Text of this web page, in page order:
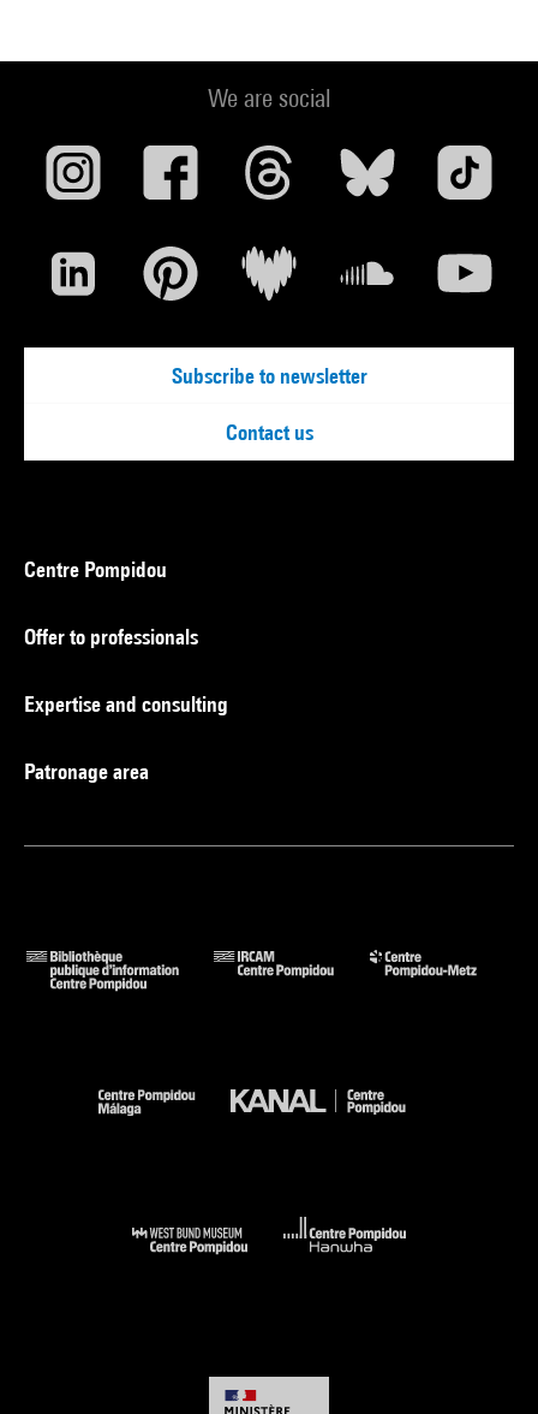
We are social
Subscribe to newsletter
Contact us
Centre Pompidou
Offer to professionals
Expertise and consulting
Patronage area